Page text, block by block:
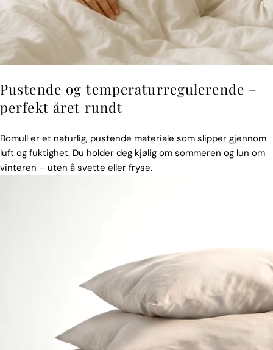
Pustende og temperaturregulerende –
perfekt året rundt
Bomull er et naturlig, pustende materiale som slipper gjennom
luft og fuktighet. Du holder deg kjølig om sommeren og lun om
vinteren – uten å svette eller fryse.